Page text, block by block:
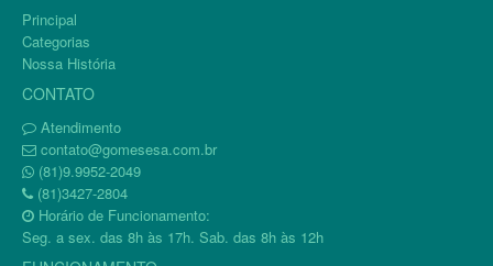
Principal
Categorias
Nossa História
CONTATO
Atendimento
contato@gomesesa.com.br
(81)9.9952-2049
(81)3427-2804
Horário de Funcionamento:
Seg. a sex. das 8h às 17h. Sab. das 8h às 12h